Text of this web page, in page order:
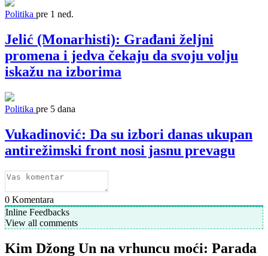
Politika pre 1 ned.
Jelić (Monarhisti): Građani željni
promena i jedva čekaju da svoju volju
iskažu na izborima
Politika pre 5 dana
Vukadinović: Da su izbori danas ukupan
antirežimski front nosi jasnu prevagu
0 Komentara
Inline Feedbacks
View all comments
Kim Džong Un na vrhuncu moći: Parada